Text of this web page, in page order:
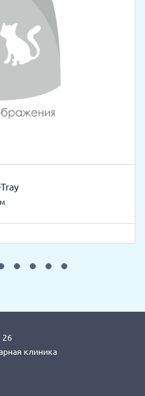
26
клиника